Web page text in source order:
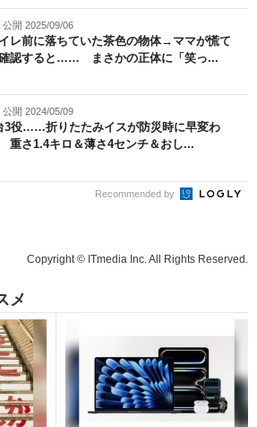
公開 2025/09/06
イレ前に落ちていた茶色の物体→ママが慌て
認すると…… まさかの正体に「笑っ...
公開 2024/05/09
3役……折りたたみイスが防災時に早変わ
重さ1.4キロ＆薄さ4センチ＆おし...
Recommended by
Copyright © ITmedia Inc. All Rights Reserved.
メ